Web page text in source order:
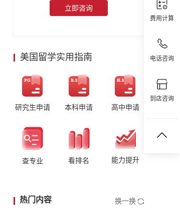
费用计算
电话咨询
到店咨询
立即咨询
美国留学实用指南
研究生申请 本科申请 高中申请
查专业 看排名 能力提升
热门内容 换一换